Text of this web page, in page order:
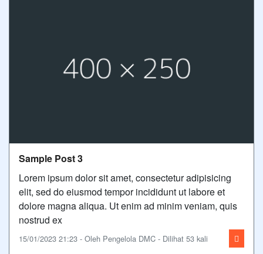
Sample Post 3
Lorem ipsum dolor sit amet, consectetur adipisicing
elit, sed do eiusmod tempor incididunt ut labore et
dolore magna aliqua. Ut enim ad minim veniam, quis
nostrud ex
15/01/2023 21:23 - Oleh Pengelola DMC - Dilihat 53 kali